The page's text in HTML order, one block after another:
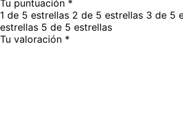
Tu puntuación *
1 de 5 estrellas 2 de 5 estrellas 3 de 5
estrellas 5 de 5 estrellas
Tu valoración *